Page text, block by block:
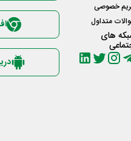
خصوصی
متداول
های